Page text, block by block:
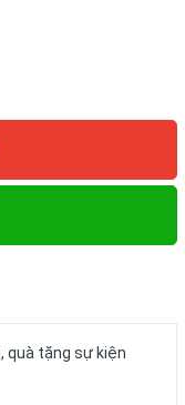
quà tặng sự kiện